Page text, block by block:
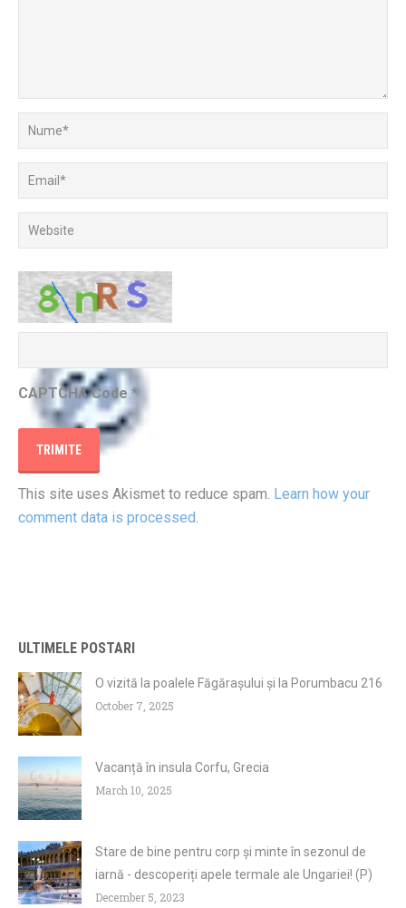
CAPTCHA Code *
This site uses Akismet to reduce spam. Learn how your
comment data is processed.
ULTIMELE POSTARI
O vizită la poalele Făgărașului și la Porumbacu 216
October 7, 2025
Vacanță în insula Corfu, Grecia
March 10, 2025
Stare de bine pentru corp și minte în sezonul de
iarnă - descoperiți apele termale ale Ungariei! (P)
December 5, 2023